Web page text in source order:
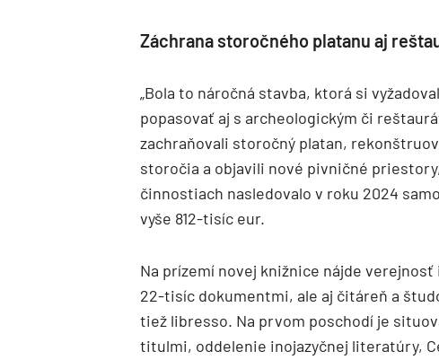
Záchrana storočného platanu aj
„Bola to náročná stavba, ktorá si
popasovať aj s archeologickým či
zachraňovali storočný platan,
storočia a objavili nové pivničné
činnostiach nasledovalo v roku 2024
vyše 812-tisíc eur.
Na prízemí novej knižnice nájde
22-tisíc dokumentmi, ale aj čitáreň a
tiež libresso. Na prvom poschodí je
titulmi, oddelenie inojazyčnej literatúry,